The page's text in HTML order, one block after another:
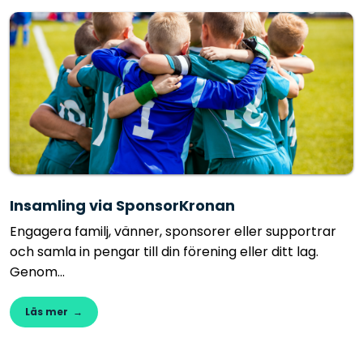
Insamling via SponsorKronan
Engagera familj, vänner, sponsorer eller supportrar
och samla in pengar till din förening eller ditt lag.
Genom...
Läs mer →